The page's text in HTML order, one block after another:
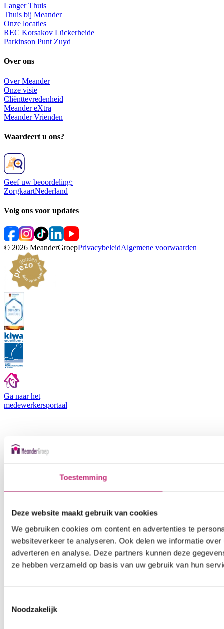
Toestemming
Deze website maakt gebruik van cookies
We gebruiken cookies om content en advertenties te
websiteverkeer te analyseren. Ook delen we informatie
adverteren en analyse. Deze partners kunnen deze
ze hebben verzameld op basis van uw gebruik van hun
Noodzakelijk
Langer Thuis
Thuis bij Meander
Onze locaties
REC Korsakov Lückerheide
Parkinson Punt Zuyd
Over ons
Over Meander
Onze visie
Cliënttevredenheid
Meander eXtra
Meander Vrienden
Waardeert u ons?
Geef uw beoordeling:
ZorgkaartNederland
Volg ons voor updates
© 2026 MeanderGroepPrivacybeleidAlgemene voorwaarden
Ga naar het
medewerkersportaal